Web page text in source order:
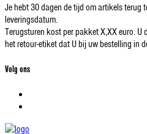
Je hebt 30 dagen de tijd om artikels terug
leveringsdatum.
Terugsturen kost per pakket X,XX euro.
het retour-etiket dat U bij uw bestelling in
Volg ons